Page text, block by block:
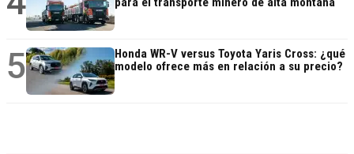
5
Honda WR-V versus Toyota Yaris Cross: ¿qué
modelo ofrece más en relación a su precio?